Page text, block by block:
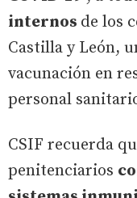
internos de los
Castilla y León,
vacunación en
personal
CSIF recuerda
penitenciarios